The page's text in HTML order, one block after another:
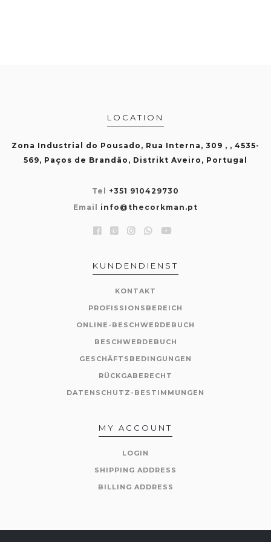
LOCATION
Zona Industrial do Pousado, Rua Interna, 309 , , 4535-
569, Paços de Brandão, Distrikt Aveiro, Portugal
Tel +351 910429730
Email info@thecorkman.pt
KUNDENDIENST
KONTAKT
PROFISSIONSBEREICH
ONLINE-BESCHWERDEBUCH
BESCHWERDEBUCH
GESCHÄFTSBEDINGUNGEN
RÜCKGABERECHT
DATENSCHUTZ-BESTIMMUNGEN
MY ACCOUNT
LOGIN
SHIPPING ADDRESS
BILLING ADDRESS